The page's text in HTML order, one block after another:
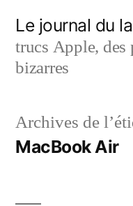
contenu
Le journal du
trucs Apple, des
bizarres
Archives de
MacBook Air